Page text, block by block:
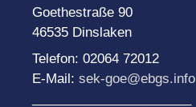
Goethestraße 90
46535 Dinslaken
Telefon: 02064 72012
E-Mail: sek-goe@ebgs.info